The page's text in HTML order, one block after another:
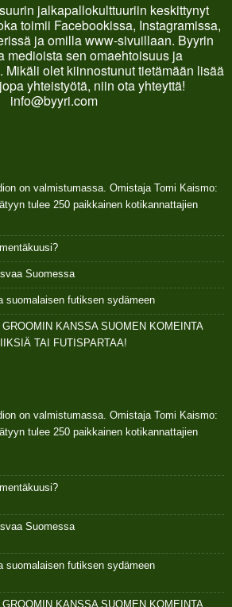
jalkapallokulttuuriin keskittynyt
toimii Facebookissa, Instagramissa,
ja omilla www-sivuillaan. Byyrin
medioista sen omaehtoisuus ja
Mikäli olet kiinnostunut tietämään lisää
yhteistyötä, niin ota yhteyttä!
info@byyri.com
on valmistumassa. Omistaja Tomi Kaismo:
tulee 250 paikkainen kotikannattajien
Suomessa
suomalaisen futiksen sydämeen
KANSSA SUOMEN KOMEINTA
TAI FUTISPARTAA!
on valmistumassa. Omistaja Tomi Kaismo:
tulee 250 paikkainen kotikannattajien
Suomessa
suomalaisen futiksen sydämeen
KANSSA SUOMEN KOMEINTA